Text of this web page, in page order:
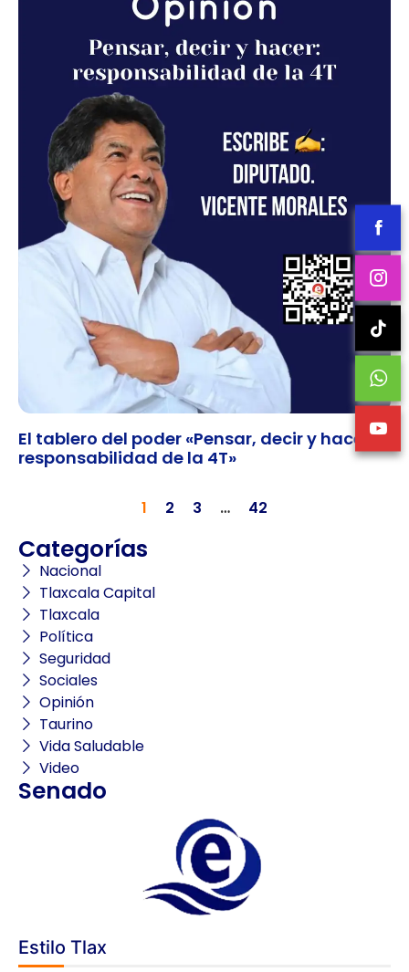
El tablero del poder «Pensar, decir y hacer:
responsabilidad de la 4T»
1 2 3 … 42
Categorías
Nacional
Tlaxcala Capital
Tlaxcala
Política
Seguridad
Sociales
Opinión
Taurino
Vida Saludable
Video
Senado
Estilo Tlax